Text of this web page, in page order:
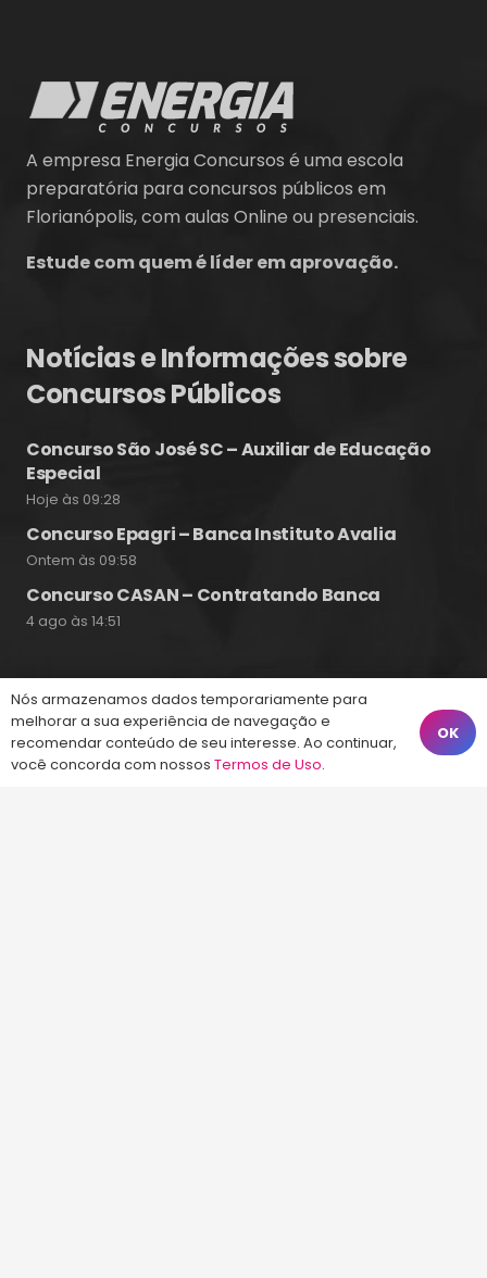
A empresa Energia Concursos é uma escola
preparatória para concursos públicos em
Florianópolis, com aulas Online ou presenciais.
Estude com quem é líder em aprovação.
Notícias e Informações sobre
Concursos Públicos
Concurso São José SC – Auxiliar de Educação
Especial
Hoje às 09:28
Concurso Epagri – Banca Instituto Avalia
Ontem às 09:58
Concurso CASAN – Contratando Banca
4 ago às 14:51
Fale Conosco
Nós armazenamos dados temporariamente para
melhorar a sua experiência de navegação e
recomendar conteúdo de seu interesse. Ao continuar,
você concorda com nossos Termos de Uso.
OK